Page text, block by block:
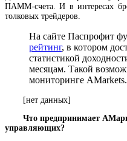
ПАММ-счета. И в интересах
толковых трейдеров.
На сайте Паспрофит
рейтинг, в котором
статистикой
месяцам. Такой
мониторинге AMarkets.
[нет данных]
Что предпринимает
управляющих?